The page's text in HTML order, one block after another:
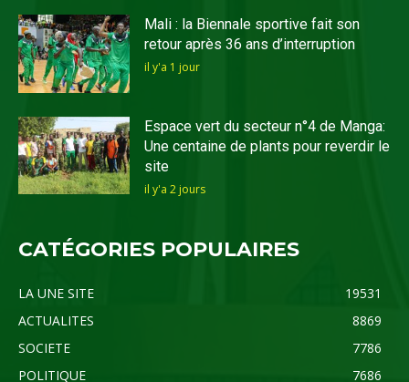
Mali : la Biennale sportive fait son
retour après 36 ans d’interruption
il y'a 1 jour
Espace vert du secteur n°4 de Manga:
Une centaine de plants pour reverdir le
site
il y'a 2 jours
CATÉGORIES POPULAIRES
LA UNE SITE
19531
ACTUALITES
8869
SOCIETE
7786
POLITIQUE
7686